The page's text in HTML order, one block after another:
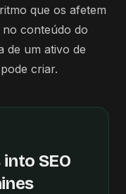
que os afetem
no conteúdo do
de um ativo de
criar.
SEO